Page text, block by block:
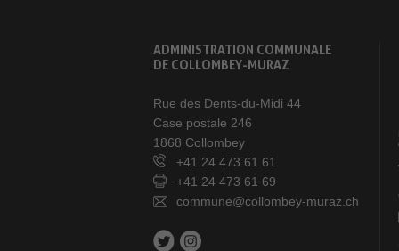
ADMINISTRATION COMMUNALE
DE COLLOMBEY-MURAZ
Rue des Dents-du-Midi 44
Case postale 246
1868 Collombey
+41 24 473 61 61
+41 24 473 61 69
commune@collombey-muraz.ch